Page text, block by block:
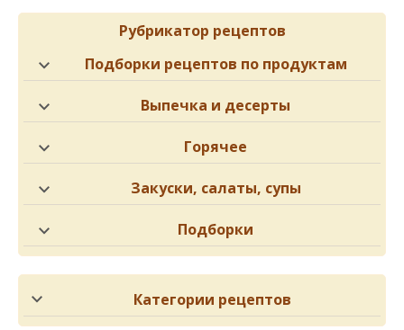
Рубрикатор рецептов
Подборки рецептов по продуктам
Выпечка и десерты
Горячее
Закуски, салаты, супы
Подборки
Категории рецептов